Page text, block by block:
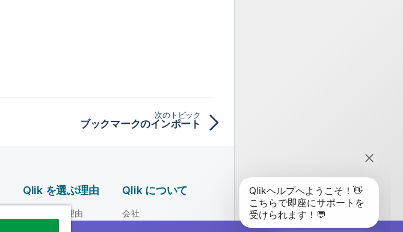
次のトピック
ブックマークのインポート
Qlik を選ぶ理由
Qlik を選ぶ理由
Qlik について
会社